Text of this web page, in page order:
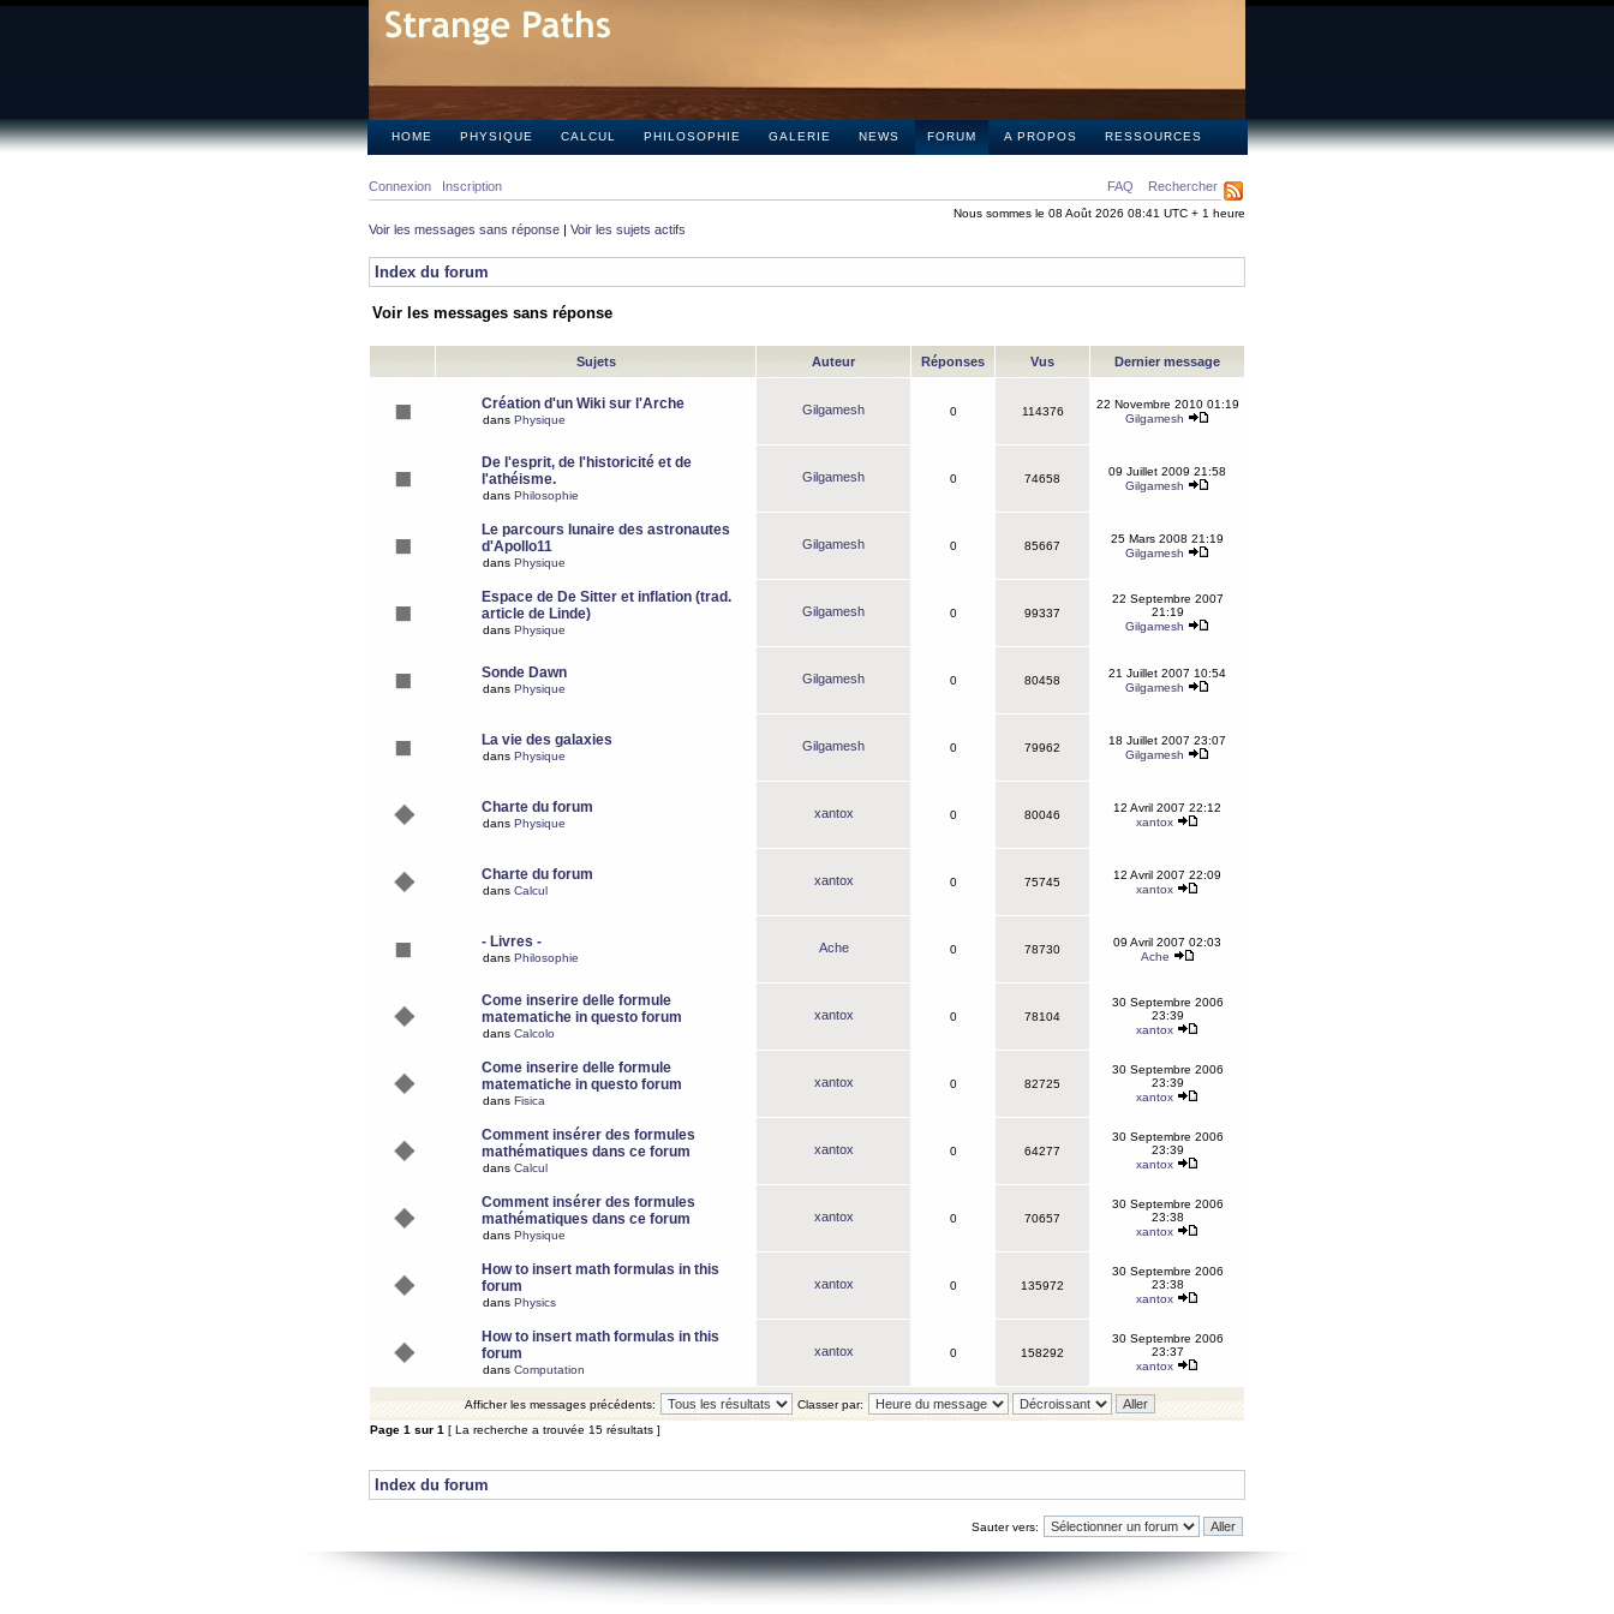
HOME PHYSIQUE CALCUL PHILOSOPHIE GALERIE NEWS FORUM A PROPOS RESSOURCES
FAQ Rechercher
Connexion Inscription
Nous sommes le 08 Août 2026 08:41 UTC + 1 heure
Voir les messages sans réponse | Voir les sujets actifs
Index du forum
Voir les messages sans réponse
Sujets Auteur Réponses Vus Dernier message
Création d'un Wiki sur l'Arche
dans Physique
Gilgamesh 0 114376
22 Novembre 2010 01:19
Gilgamesh
De l'esprit, de l'historicité et de
l'athéisme.
dans Philosophie
Gilgamesh 0 74658
09 Juillet 2009 21:58
Gilgamesh
Le parcours lunaire des astronautes
d'Apollo11
dans Physique
Gilgamesh 0 85667
25 Mars 2008 21:19
Gilgamesh
Espace de De Sitter et inflation (trad.
article de Linde)
dans Physique
Gilgamesh 0 99337
22 Septembre 2007
21:19
Gilgamesh
Sonde Dawn
dans Physique
Gilgamesh 0 80458
21 Juillet 2007 10:54
Gilgamesh
La vie des galaxies
dans Physique
Gilgamesh 0 79962
18 Juillet 2007 23:07
Gilgamesh
Charte du forum
dans Physique
xantox 0 80046
12 Avril 2007 22:12
xantox
Charte du forum
dans Calcul
xantox 0 75745
12 Avril 2007 22:09
xantox
- Livres -
dans Philosophie
Ache 0 78730
09 Avril 2007 02:03
Ache
Come inserire delle formule
matematiche in questo forum
dans Calcolo
xantox 0 78104
30 Septembre 2006
23:39
xantox
Come inserire delle formule
matematiche in questo forum
dans Fisica
xantox 0 82725
30 Septembre 2006
23:39
xantox
Comment insérer des formules
mathématiques dans ce forum
dans Calcul
xantox 0 64277
30 Septembre 2006
23:39
xantox
Comment insérer des formules
mathématiques dans ce forum
dans Physique
xantox 0 70657
30 Septembre 2006
23:38
xantox
How to insert math formulas in this
forum
dans Physics
xantox 0 135972
30 Septembre 2006
23:38
xantox
How to insert math formulas in this
forum
dans Computation
xantox 0 158292
30 Septembre 2006
23:37
xantox
Afficher les messages précédents:
Classer par:
Page 1 sur 1 [ La recherche a trouvée 15 résultats ]
Index du forum
Sauter vers: